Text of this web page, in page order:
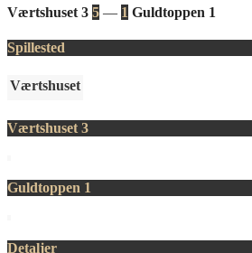
Værtshuset 3 5 — 1 Guldtoppen 1
Spillested
Værtshuset
Værtshuset 3
Guldtoppen 1
Detaljer